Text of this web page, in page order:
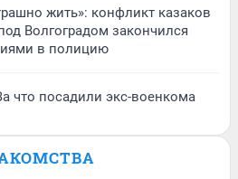
жить»: конфликт казаков
Волгоградом закончился
в полицию
что посадили экс-военкома